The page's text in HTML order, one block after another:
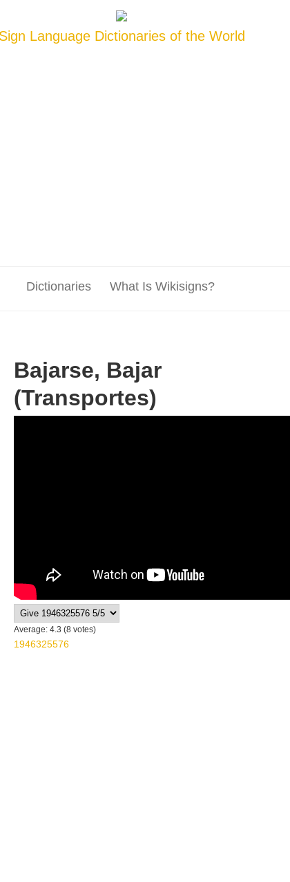
Sign Language Dictionaries of the World
Dictionaries What Is Wikisigns?
Bajarse, Bajar
(Transportes)
Average: 4.3 (8votes)
1946325576